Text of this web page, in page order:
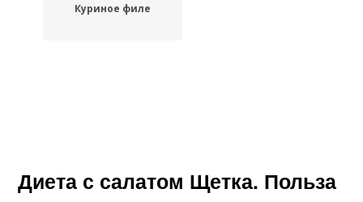
Куриное филе
Диета с салатом Щетка. Польза